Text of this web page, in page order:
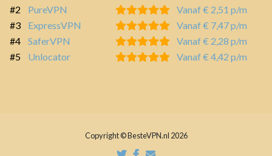
#2
PureVPN
Vanaf € 2,51 p/m
#3
ExpressVPN
Vanaf € 7,47 p/m
#4
SaferVPN
Vanaf € 2,28 p/m
#5
Unlocator Vanaf € 4,42 p/m
Copyright © BesteVPN.nl 2026